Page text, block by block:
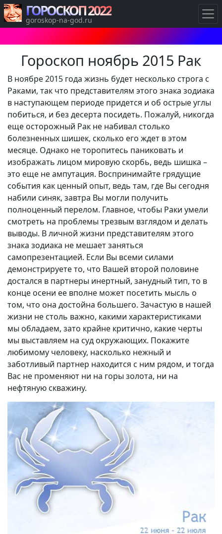
Гороскоп ноябрь 2015 Рак
В ноябре 2015 года жизнь будет несколько строга с
Раками, так что представителям этого знака зодиака
в наступающем периоде придется и об острые углы
побиться, и без десерта посидеть. Пожалуй, никогда
еще осторожный Рак не набивал столько
болезненных шишек, сколько его ждет в этом
месяце. Однако не торопитесь паниковать и
изображать лицом мировую скорбь, ведь шишка –
это еще не ампутация. Воспринимайте грядущие
события как ценный опыт, ведь там, где Вы сегодня
набили синяк, завтра Вы могли получить
полноценный перелом. Главное, чтобы Раки умели
смотреть на проблемы трезвым взглядом и делать
выводы. В личной жизни представителям этого
знака зодиака не мешает заняться
самопрезентацией. Если Вы всеми силами
демонстрируете то, что Вашей второй половине
достался в партнеры инертный, занудный тип, то в
конце осени ее вполне может посетить мысль о
том, что она достойна большего. Зачастую в нашей
жизни не столь важно, какими характеристиками
мы обладаем, зато крайне критично, какие черты
мы выставляем на суд окружающих. Покажите
любимому человеку, насколько нежный и
заботливый партнер находится с ним рядом, и тогда
Вас не променяют ни на горы золота, ни на
нефтяную скважину.
ГОРОСКОП 2022
goroskop-na-god.ru